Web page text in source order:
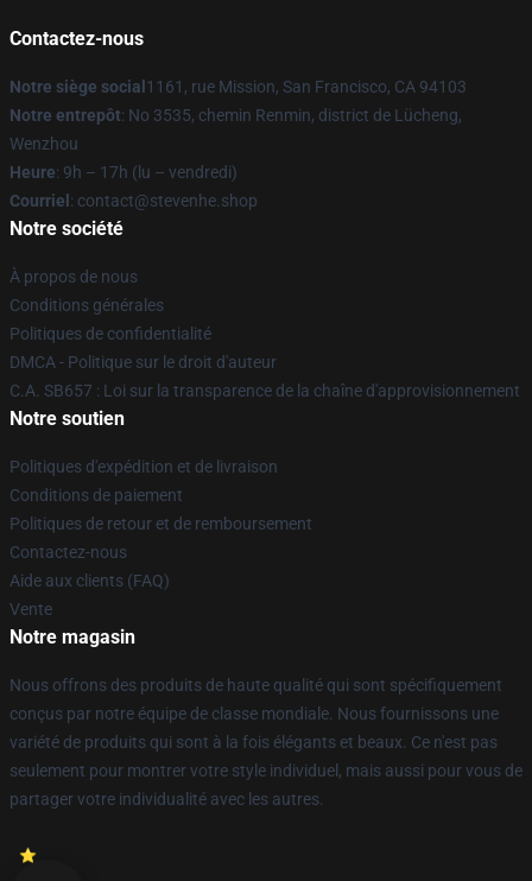
Contactez-nous
Notre siège social 1161, rue Mission, San Francisco, CA 94103
Notre entrepôt: No 3535, chemin Renmin, district de Lücheng,
Wenzhou
Heure: 9h – 17h (lu – vendredi)
Courriel : contact@stevenhe.shop
Notre société
À propos de nous
Conditions générales
Politiques de confidentialité
DMCA - Politique sur le droit d'auteur
C.A. SB657 : Loi sur la transparence de la chaîne d'approvisionnement
Notre soutien
Politiques d'expédition et de livraison
Conditions de paiement
Politiques de retour et de remboursement
Contactez-nous
Aide aux clients (FAQ)
Vente
Notre magasin
Nous offrons des produits de haute qualité qui sont spécifiquement
conçus par notre équipe de classe mondiale. Nous fournissons une
variété de produits qui sont à la fois élégants et beaux. Ce n'est pas
seulement pour montrer votre style individuel, mais aussi pour vous de
partager votre individualité avec les autres.